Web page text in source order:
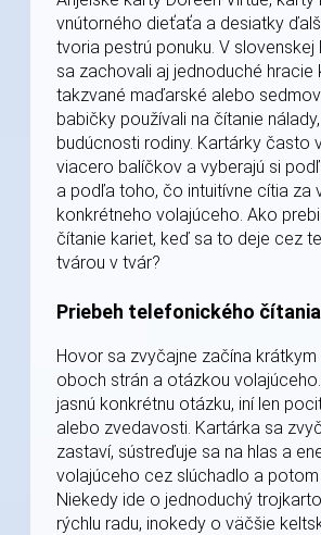
vnútorného dieťaťa a desiatky
tvoria pestrú ponuku. V slovenskej
sa zachovali aj jednoduché hracie
takzvané maďarské alebo
babičky používali na čítanie
budúcnosti rodiny. Kartárky často
viacero balíčkov a vyberajú si
a podľa toho, čo intuitívne cítia za
konkrétneho volajúceho. Ako
čítanie kariet, keď sa to deje cez
tvárou v tvár?
Priebeh telefonického
Hovor sa zvyčajne začína
oboch strán a otázkou
jasnú konkrétnu otázku, iní len
alebo zvedavosti. Kartárka sa
zastaví, sústreďuje sa na hlas a
volajúceho cez slúchadlo a
Niekedy ide o jednoduchý
rýchlu radu, inokedy o väčšie